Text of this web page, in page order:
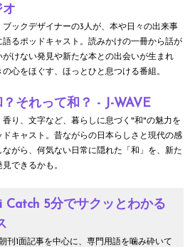
オ
ブックデザイナーの3人が、本や日々の出来事
語るポッドキャスト。読みかけの一冊から話が
がけない発見や新たな本との出会いが生まれ
の心をほぐす、ほっとひと息つける番組。
？それって和？ - J-WAVE
香り、文字など、暮らしに息づく"和"の魅力を
ドキャスト。昔ながらの日本らしさと現代の感
ながら、何気ない日常に隠れた「和」を、新た
できるかも。
Catch 5分でサクッとわかる
刊1面記事を中心に、専門用語を噛み砕いて